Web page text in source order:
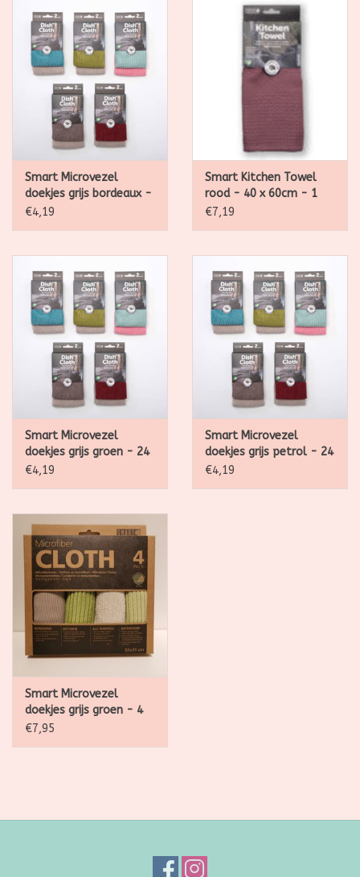
Smart Microvezel
doekjes grijs bordeaux -
24 x 24cm - 2 doekjes
€4,19
Smart Kitchen Towel
rood - 40 x 60cm - 1
stuk
€7,19
Smart Microvezel
doekjes grijs groen - 24
x 24cm - 2 doekjes
€4,19
Smart Microvezel
doekjes grijs petrol - 24
x 24cm - 2 doekjes
€4,19
Smart Microvezel
doekjes grijs groen - 4
stuks 32 x 31cm
€7,95